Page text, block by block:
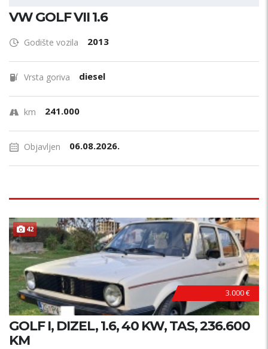
VW GOLF VII 1.6
Godište vozila 2013
Vrsta goriva diesel
km 241.000
Objavljen 06.08.2026.
42 ODRŽAVAN !
3.000 €
GOLF I, DIZEL, 1.6, 40 KW, TAS, 236.600
KM